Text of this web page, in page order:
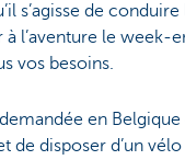
s’agisse de conduire
à l’aventure le week-
vos besoins.
en Belgique
de disposer d’un